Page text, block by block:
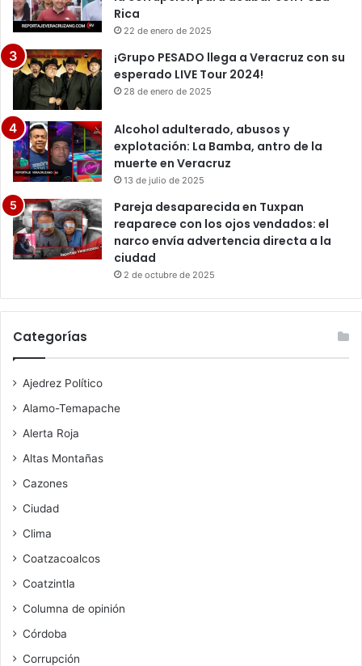
Rica
22 de enero de 2025
¡Grupo PESADO llega a Veracruz con su
esperado LIVE Tour 2024!
28 de enero de 2025
Alcohol adulterado, abusos y
explotación: La Bamba, antro de la
muerte en Veracruz
13 de julio de 2025
Pareja desaparecida en Tuxpan
reaparece con los ojos vendados: el
narco envía advertencia directa a la
ciudad
2 de octubre de 2025
Categorías
Ajedrez Político
Alamo-Temapache
Alerta Roja
Altas Montañas
Cazones
Ciudad
Clima
Coatzacoalcos
Coatzintla
Columna de opinión
Córdoba
Corrupción